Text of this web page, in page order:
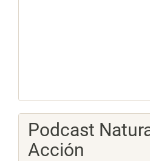
Podcast
Acción